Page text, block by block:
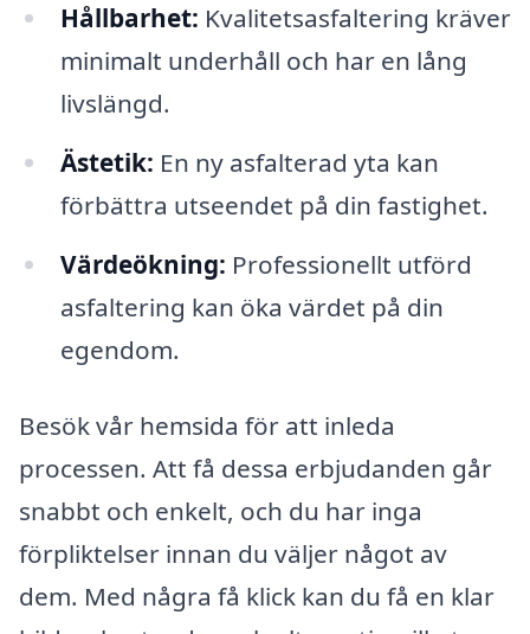
Hållbarhet: Kvalitetsasfaltering kräver
minimalt underhåll och har en lång
livslängd.
Ästetik: En ny asfalterad yta kan
förbättra utseendet på din fastighet.
Värdeökning: Professionellt utförd
asfaltering kan öka värdet på din
egendom.
Besök vår hemsida för att inleda
processen. Att få dessa erbjudanden går
snabbt och enkelt, och du har inga
förpliktelser innan du väljer något av
dem. Med några få klick kan du få en klar